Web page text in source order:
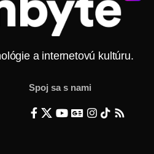
a internetovú kultúru.
Spoj sa s nami